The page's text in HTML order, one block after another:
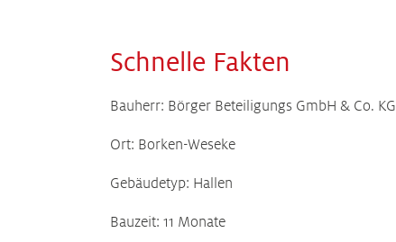
Schnelle Fakten
Bauherr: Börger Beteiligungs GmbH & Co. KG
Ort: Borken-Weseke
Gebäudetyp: Hallen
Bauzeit: 11 Monate